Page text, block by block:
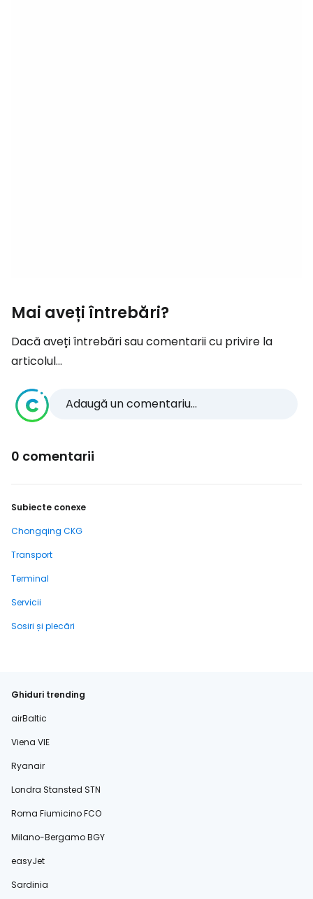
Mai aveți întrebări?
Dacă aveți întrebări sau comentarii cu privire la
articolul...
Adaugă un comentariu...
0 comentarii
Subiecte conexe
Chongqing CKG
Transport
Terminal
Servicii
Sosiri și plecări
Ghiduri trending
airBaltic
Viena VIE
Ryanair
Londra Stansted STN
Roma Fiumicino FCO
Milano-Bergamo BGY
easyJet
Sardinia